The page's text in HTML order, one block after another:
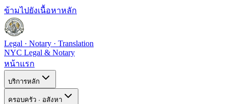
ข้ามไปยังเนื้อหาหลัก
Legal · Notary · Translation
NYC Legal & Notary
หน้าแรก
บริการหลัก
ครอบครัว · อสังหา